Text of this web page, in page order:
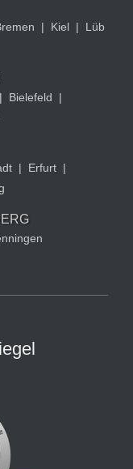
| Kiel |
Lüb
| Bielefeld
|
| Erfurt |